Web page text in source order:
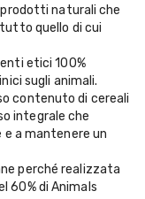
naturali che
quello di cui
etici 100%
sugli animali.
contenuto di cereali
integrale che
e a mantenere un
perché realizzata
60% di Animals